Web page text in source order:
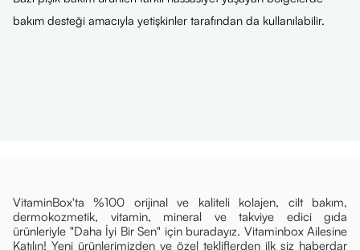
bakım desteği amacıyla yetişkinler tarafından da kullanılabilir.
VitaminBox'ta %100 orijinal ve kaliteli kolajen, cilt bakım,
dermokozmetik, vitamin, mineral ve takviye edici gıda
ürünleriyle "Daha İyi Bir Sen" için buradayız. Vitaminbox Ailesine
Katılın! Yeni ürünlerimizden ve özel tekliflerden ilk siz haberdar